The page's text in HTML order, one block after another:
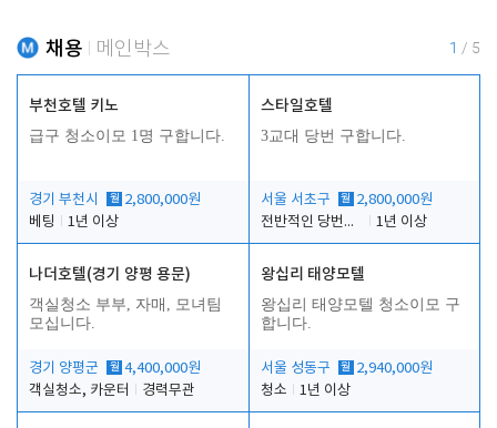
채용 메인박스 1 / 5
부천호텔 키노
급구 청소이모 1명 구합니다.
경기 부천시 월 2,800,000원
베팅
1년 이상
스타일호텔
3교대 당번 구합니다.
서울 서초구 월 2,800,000원
전반적인 당번업무
1년 이상
나더호텔(경기 양평 용문)
객실청소 부부, 자매, 모녀팀
모십니다.
경기 양평군 월 4,400,000원
객실청소, 카운터
경력무관
왕십리 태양모텔
왕십리 태양모텔 청소이모 구
합니다.
서울 성동구 월 2,940,000원
청소
1년 이상